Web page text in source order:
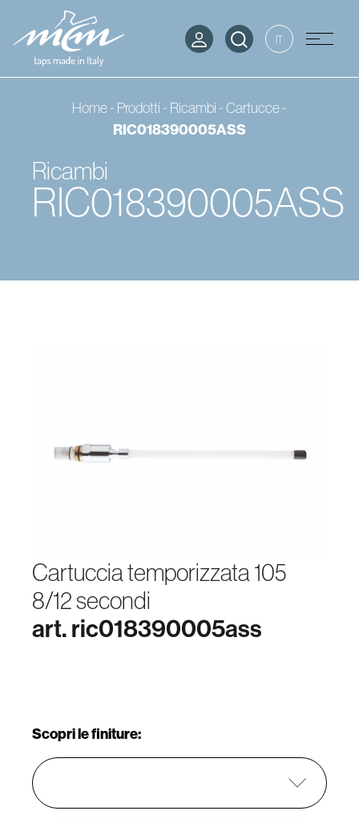
IT
Ricambi
RIC018390005ASS
Home- Prodotti- Ricambi-Cartucce-
RIC018390005ASS
cartuccia temporizzata 105
8/12 secondi
art. ric018390005ass
Scopri le finiture: